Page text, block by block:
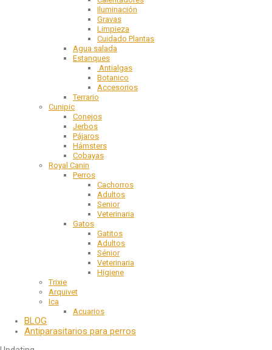
Iluminación
Gravas
Limpieza
Cuidado Plantas
Agua salada
Estanques
Antialgas
Botanico
Accesorios
Terrario
Cunipic
Conejos
Jerbos
Pájaros
Hámsters
Cobayas
Royal Canin
Perros
Cachorros
Adultos
Senior
Veterinaria
Gatos
Gatitos
Adultos
Sénior
Veterinaria
Higiene
Trixie
Arquivet
Ica
Acuarios
BLOG
Antiparasitarios para perros